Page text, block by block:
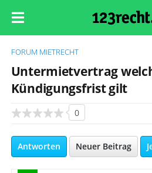
FORUM MIETRECHT
Untermietvertrag
Kündigungsfrist gilt
0
Antworten Neuer Beitrag